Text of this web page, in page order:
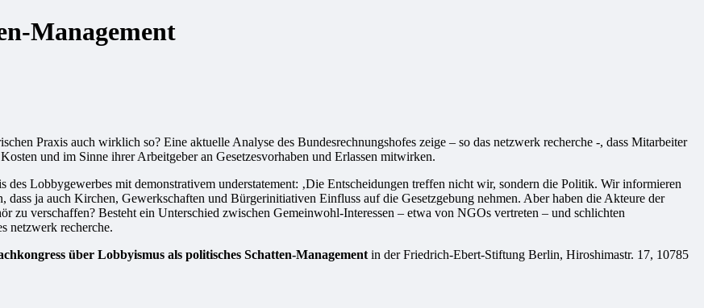
Management
Praxis auch wirklich so? Eine aktuelle Analyse des Bundesrechnungshofes zeige – so das netzwerk recherche -, dass Mitarbeiter
und im Sinne ihrer Arbeitgeber an Gesetzesvorhaben und Erlassen mitwirken.
Lobbygewerbes mit demonstrativem understatement: ‚Die Entscheidungen treffen nicht wir, sondern die Politik. Wir informieren
dass ja auch Kirchen, Gewerkschaften und Bürgerinitiativen Einfluss auf die Gesetzgebung nehmen. Aber haben die Akteure der
zu verschaffen? Besteht ein Unterschied zwischen Gemeinwohl-Interessen – etwa von NGOs vertreten – und schlichten
netzwerk recherche.
über Lobbyismus als politisches Schatten-Management in der Friedrich-Ebert-Stiftung Berlin, Hiroshimastr. 17, 10785